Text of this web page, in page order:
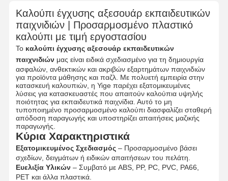
Καλούπι έγχυσης αξεσουάρ εκπαιδευτικών
παιχνιδιών | Προσαρμοσμένο πλαστικό
καλούπι με τιμή εργοστασίου
Το καλούπι έγχυσης αξεσουάρ εκπαιδευτικών
παιχνιδιώνμας είναι ειδικά σχεδιασμένο για τη δημιουργία
ασφαλών, ανθεκτικών και ακριβών εξαρτημάτων παιχνιδιών
για προϊόντα μάθησης και παζλ. Με πολυετή εμπειρία στην
κατασκευή καλουπιών, η Yige παρέχει εξατομικευμένες
λύσεις για κατασκευαστές που απαιτούν καλούπια υψηλής
ποιότητας για εκπαιδευτικά παιχνίδια. Αυτό το μη
τυποποιημένο προσαρμοσμένο καλούπι διασφαλίζει σταθερή
απόδοση παραγωγής και υποστηρίζει απαιτήσεις μαζικής
παραγωγής.
Κύρια Χαρακτηριστικά
Εξατομικευμένος Σχεδιασμός– Προσαρμοσμένο βάσει
σχεδίων, δειγμάτων ή ειδικών απαιτήσεων του πελάτη.
Ευελιξία Υλικών– Συμβατό με ABS, PP, PC, PVC, PA66,
PET και άλλα πλαστικά.